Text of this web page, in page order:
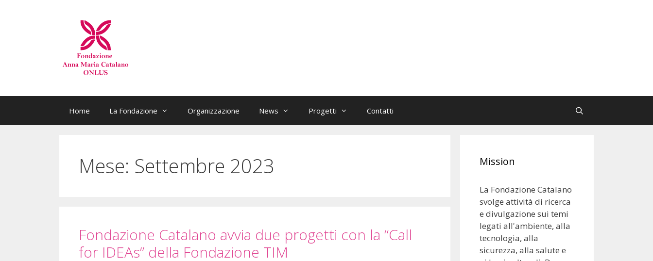
Home La Fondazione Organizzazione News Progetti Contatti
Mese: Settembre 2023
Fondazione Catalano avvia due progetti con la “Call
for IDEAs” della Fondazione TIM
Mission
La Fondazione Catalano
svolge attività di ricerca
e divulgazione sui temi
legati all'ambiente, alla
tecnologia, alla
sicurezza, alla salute e